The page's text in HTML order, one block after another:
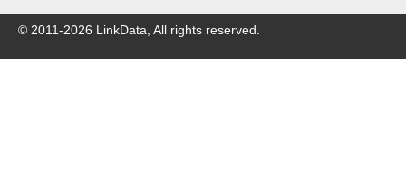
© 2011-2026 LinkData, All rights reserved.